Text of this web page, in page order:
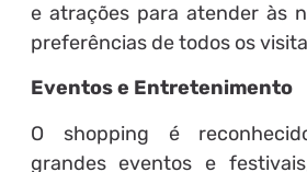
e atrações para atender às
preferências de todos os
Eventos e Entretenimento
O shopping é
grandes eventos e